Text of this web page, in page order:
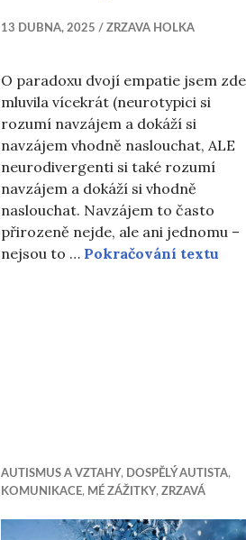
13 DUBNA, 2025 ZRZAVA HOLKA
O paradoxu dvojí empatie jsem zde
mluvila vícekrát (neurotypici si
rozumí navzájem a dokáží si
navzájem vhodně naslouchat, ALE
neurodivergenti si také rozumí
navzájem a dokáží si vhodně
naslouchat. Navzájem to často
přirozeně nejde, ale ani jednomu –
nejsou to … Pokračování textu
AUTISMUS A VZTAHY, DOSPĚLÝ AUTISTA,
KOMUNIKACE, MÉ ZÁŽITKY, ZRZAVÁ